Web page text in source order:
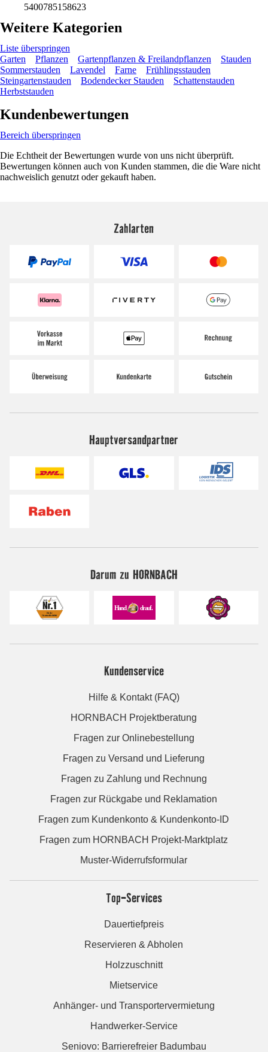
5400785158623
Weitere Kategorien
Liste überspringen
Garten
Pflanzen Gartenpflanzen & Freilandpflanzen
Stauden
Sommerstauden
Lavendel Farne
Frühlingsstauden
Steingartenstauden
Bodendecker Stauden
Schattenstauden
Herbststauden
Kundenbewertungen
Bereich überspringen
Die Echtheit der Bewertungen wurde von uns nicht überprüft.
Bewertungen können auch von Kunden stammen, die die Ware nicht
nachweislich genutzt oder gekauft haben.
Zahlarten
Hauptversandpartner
Darum zu HORNBACH
Kundenservice
Hilfe & Kontakt (FAQ)
HORNBACH Projektberatung
Fragen zur Onlinebestellung
Fragen zu Versand und Lieferung
Fragen zu Zahlung und Rechnung
Fragen zur Rückgabe und Reklamation
Fragen zum Kundenkonto & Kundenkonto-ID
Fragen zum HORNBACH Projekt-Marktplatz
Muster-Widerrufsformular
Top-Services
Dauertiefpreis
Reservieren & Abholen
Holzzuschnitt
Mietservice
Anhänger- und Transportervermietung
Handwerker-Service
Seniovo: Barrierefreier Badumbau